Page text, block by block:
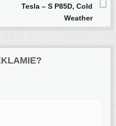
Tesla – S P85D, Cold
Weather